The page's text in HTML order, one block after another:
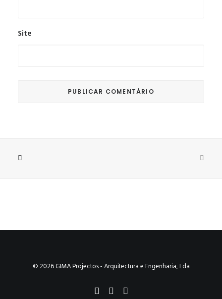
Site
© 2026 GIMA Projectos - Arquitectura e Engenharia, Lda